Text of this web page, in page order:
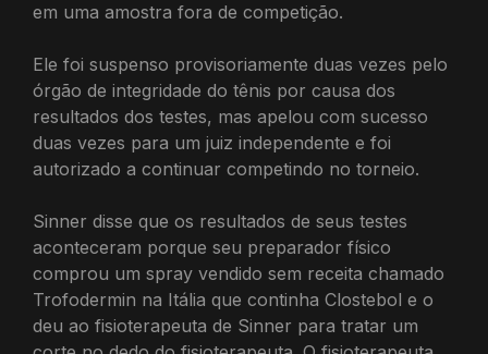
em uma amostra fora de competição.
Ele foi suspenso provisoriamente duas vezes pelo
órgão de integridade do tênis por causa dos
resultados dos testes, mas apelou com sucesso
duas vezes para um juiz independente e foi
autorizado a continuar competindo no torneio.
Sinner disse que os resultados de seus testes
aconteceram porque seu preparador físico
comprou um spray vendido sem receita chamado
Trofodermin na Itália que continha Clostebol e o
deu ao fisioterapeuta de Sinner para tratar um